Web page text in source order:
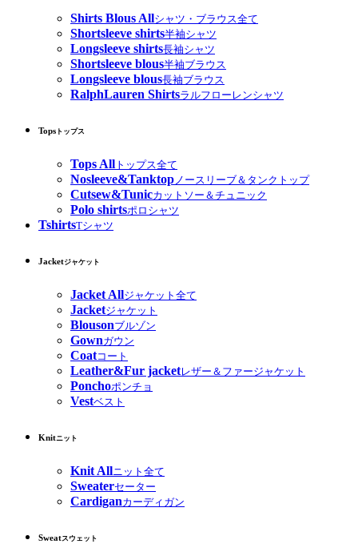
Shirts Blous Allシャツ・ブラウス全て
Shortsleeve shirts半袖シャツ
Longsleeve shirts長袖シャツ
Shortsleeve blous半袖ブラウス
Longsleeve blous長袖ブラウス
RalphLauren Shirtsラルフローレンシャツ
Tops トップス
Tops All トップス全て
Nosleeve&Tanktopノースリーブ＆タンクトップ
Cutsew&Tunicカットソー＆チュニック
Polo shirtsポロシャツ
TshirtsTシャツ
Jacketジャケット
Jacket Allジャケット全て
Jacketジャケット
Blousonブルゾン
Gownガウン
Coatコート
Leather&Fur jacketレザー＆ファージャケット
Ponchoポンチョ
Vestベスト
Knitニット
Knit Allニット全て
Sweaterセーター
Cardiganカーディガン
Sweatスウェット